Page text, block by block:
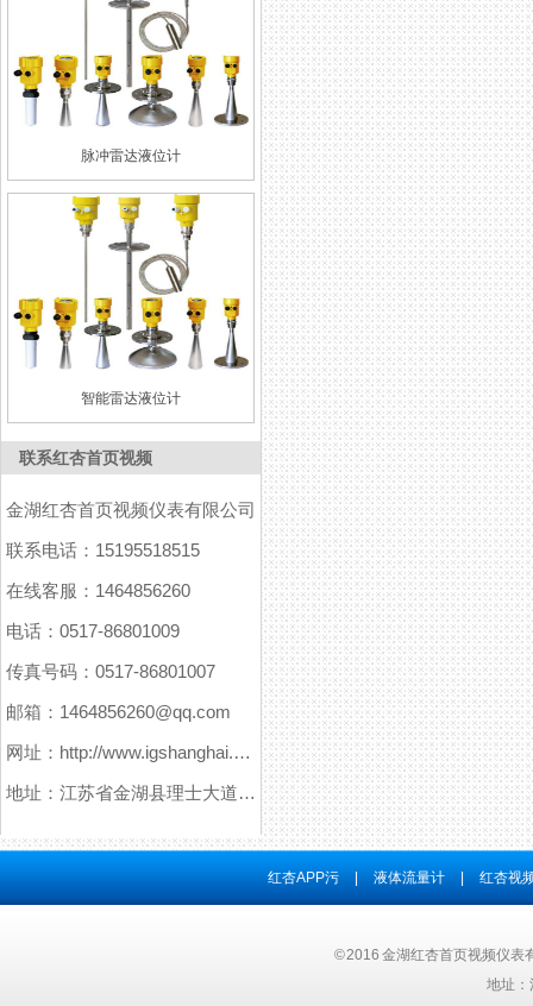
脉冲雷达液位计
智能雷达液位计
联系红杏首页视频
金湖红杏首页视频仪表有限公司
联系电话：15195518515
在线客服：1464856260
电话：0517-86801009
传真号码：0517-86801007
邮箱：1464856260@qq.com
网址：http://www.igshanghai.com
地址：江苏省金湖县理士大道61号
红杏APP污 液体流量计 红杏视
© 2016 金湖红杏首页视频仪表
地址